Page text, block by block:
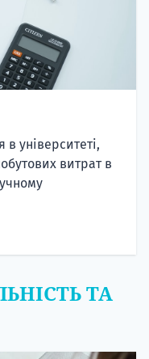
в університеті,
витрат в
ТА